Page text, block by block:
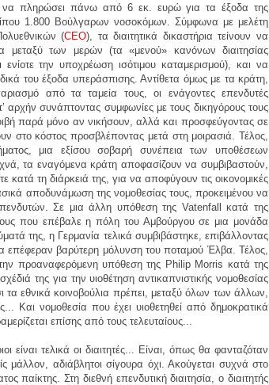
πληρώσει πάνω από 6 εκ. ευρώ για τα έξοδα της
1.800 Βούλγαρων νοσοκόμων. Σύμφωνα με μελέτη
(CEO), τα διαιτητικά δικαστήρια τείνουν να
μεταξύ των μερών (τα «μενού» κανόνων διαιτησίας
την υποχρέωση ισότιμου καταμερισμού), και να
του έξοδα υπεράσπισης. Αντίθετα όμως με τα κράτη,
από τα ταμεία τους, οι ενάγοντες επενδυτές
αρχήν συνάπτοντας συμφωνίες με τους δικηγόρους τους
παρά μόνο αν νικήσουν, αλλά και προσφεύγοντας σε
στο κόστος προσβλέποντας μετά στη μοιρασιά. Τέλος,
μια εξίσου σοβαρή συνέπεια των υποθέσεων
τα εναγόμενα κράτη αποφασίζουν να συμβιβαστούν,
κατά τη διάρκειά της, για να αποφύγουν τις οικονομικές
αποδυνάμωση της νομοθεσίας τους, προκειμένου να
Σε μια άλλη υπόθεση της Vatenfall κατά της
που επέβαλε η πόλη του Αμβούργου σε μια μονάδα
της, η Γερμανία τελικά συμβιβάστηκε, επιβάλλοντας
επέφεραν βαρύτερη μόλυνση του ποταμού Έλβα. Τέλος,
προαναφερόμενη υπόθεση της Philip Morris κατά της
της για την υιοθέτηση αντικαπνιστικής νομοθεσίας
τα εθνικά κοινοβούλια πρέπει, μεταξύ όλων των άλλων,
Και νομοθεσία που έχει υιοθετηθεί από δημοκρατικά
επίσης από τους τελευταίους...
είναι τελικά οι διαιτητές... Είναι, όπως θα φανταζόταν
μάλλον, αδιάβλητοι σίγουρα όχι. Ακούγεται συχνά στο
παίκτης. Στη διεθνή επενδυτική διαιτησία, ο διαιτητής